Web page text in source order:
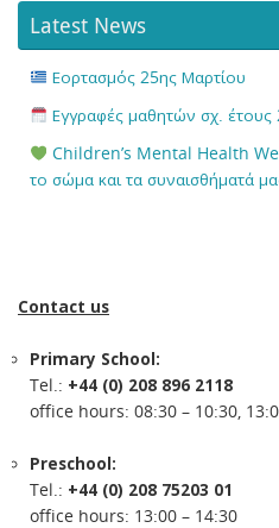
Latest News
Εορτασμός 25ης Μαρτίου
Εγγραφές μαθητών σχ.
Children’s Mental Health
το σώμα και τα συναισθήματά
Contact us
Primary School:
Tel.: +44 (0) 208 896 2118
office hours: 08:30 – 10:30,
Preschool:
Tel.: +44 (0) 208 75203 01
office hours: 13:00 – 14:30